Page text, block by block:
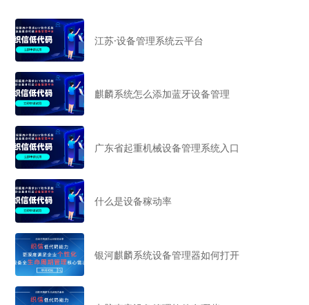
江苏·设备管理系统云平台
麒麟系统怎么添加蓝牙设备管理
广东省起重机械设备管理系统入口
什么是设备稼动率
银河麒麟系统设备管理器如何打开